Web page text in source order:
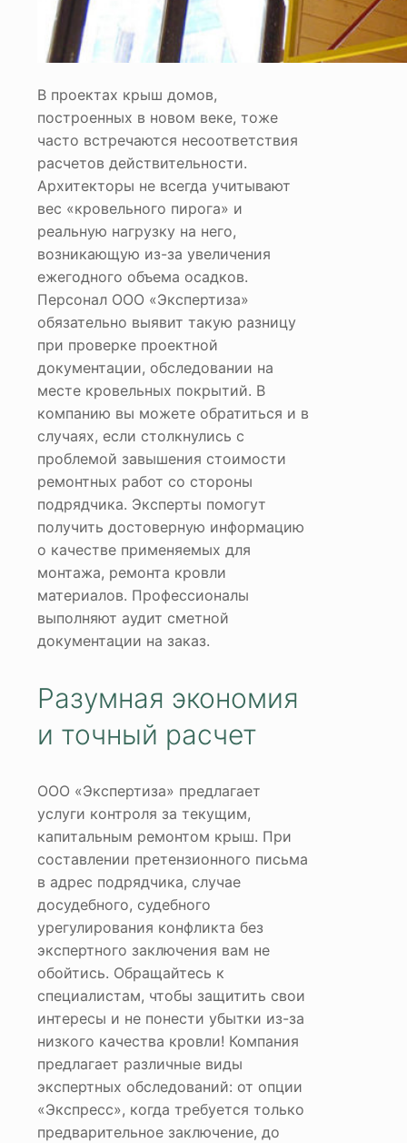
В проектах крыш домов,
построенных в новом веке, тоже
часто встречаются несоответствия
расчетов действительности.
Архитекторы не всегда учитывают
вес «кровельного пирога» и
реальную нагрузку на него,
возникающую из-за увеличения
ежегодного объема осадков.
Персонал ООО «Экспертиза»
обязательно выявит такую разницу
при проверке проектной
документации, обследовании на
месте кровельных покрытий. В
компанию вы можете обратиться и в
случаях, если столкнулись с
проблемой завышения стоимости
ремонтных работ со стороны
подрядчика. Эксперты помогут
получить достоверную информацию
о качестве применяемых для
монтажа, ремонта кровли
материалов. Профессионалы
выполняют аудит сметной
документации на заказ.
Разумная экономия
и точный расчет
ООО «Экспертиза» предлагает
услуги контроля за текущим,
капитальным ремонтом крыш. При
составлении претензионного письма
в адрес подрядчика, случае
досудебного, судебного
урегулирования конфликта без
экспертного заключения вам не
обойтись. Обращайтесь к
специалистам, чтобы защитить свои
интересы и не понести убытки из-за
низкого качества кровли! Компания
предлагает различные виды
экспертных обследований: от опции
«Экспресс», когда требуется только
предварительное заключение, до